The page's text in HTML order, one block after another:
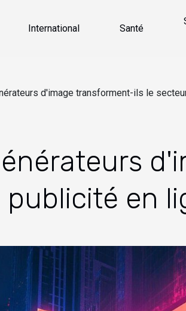
International Santé
d'image transforment-ils le
en